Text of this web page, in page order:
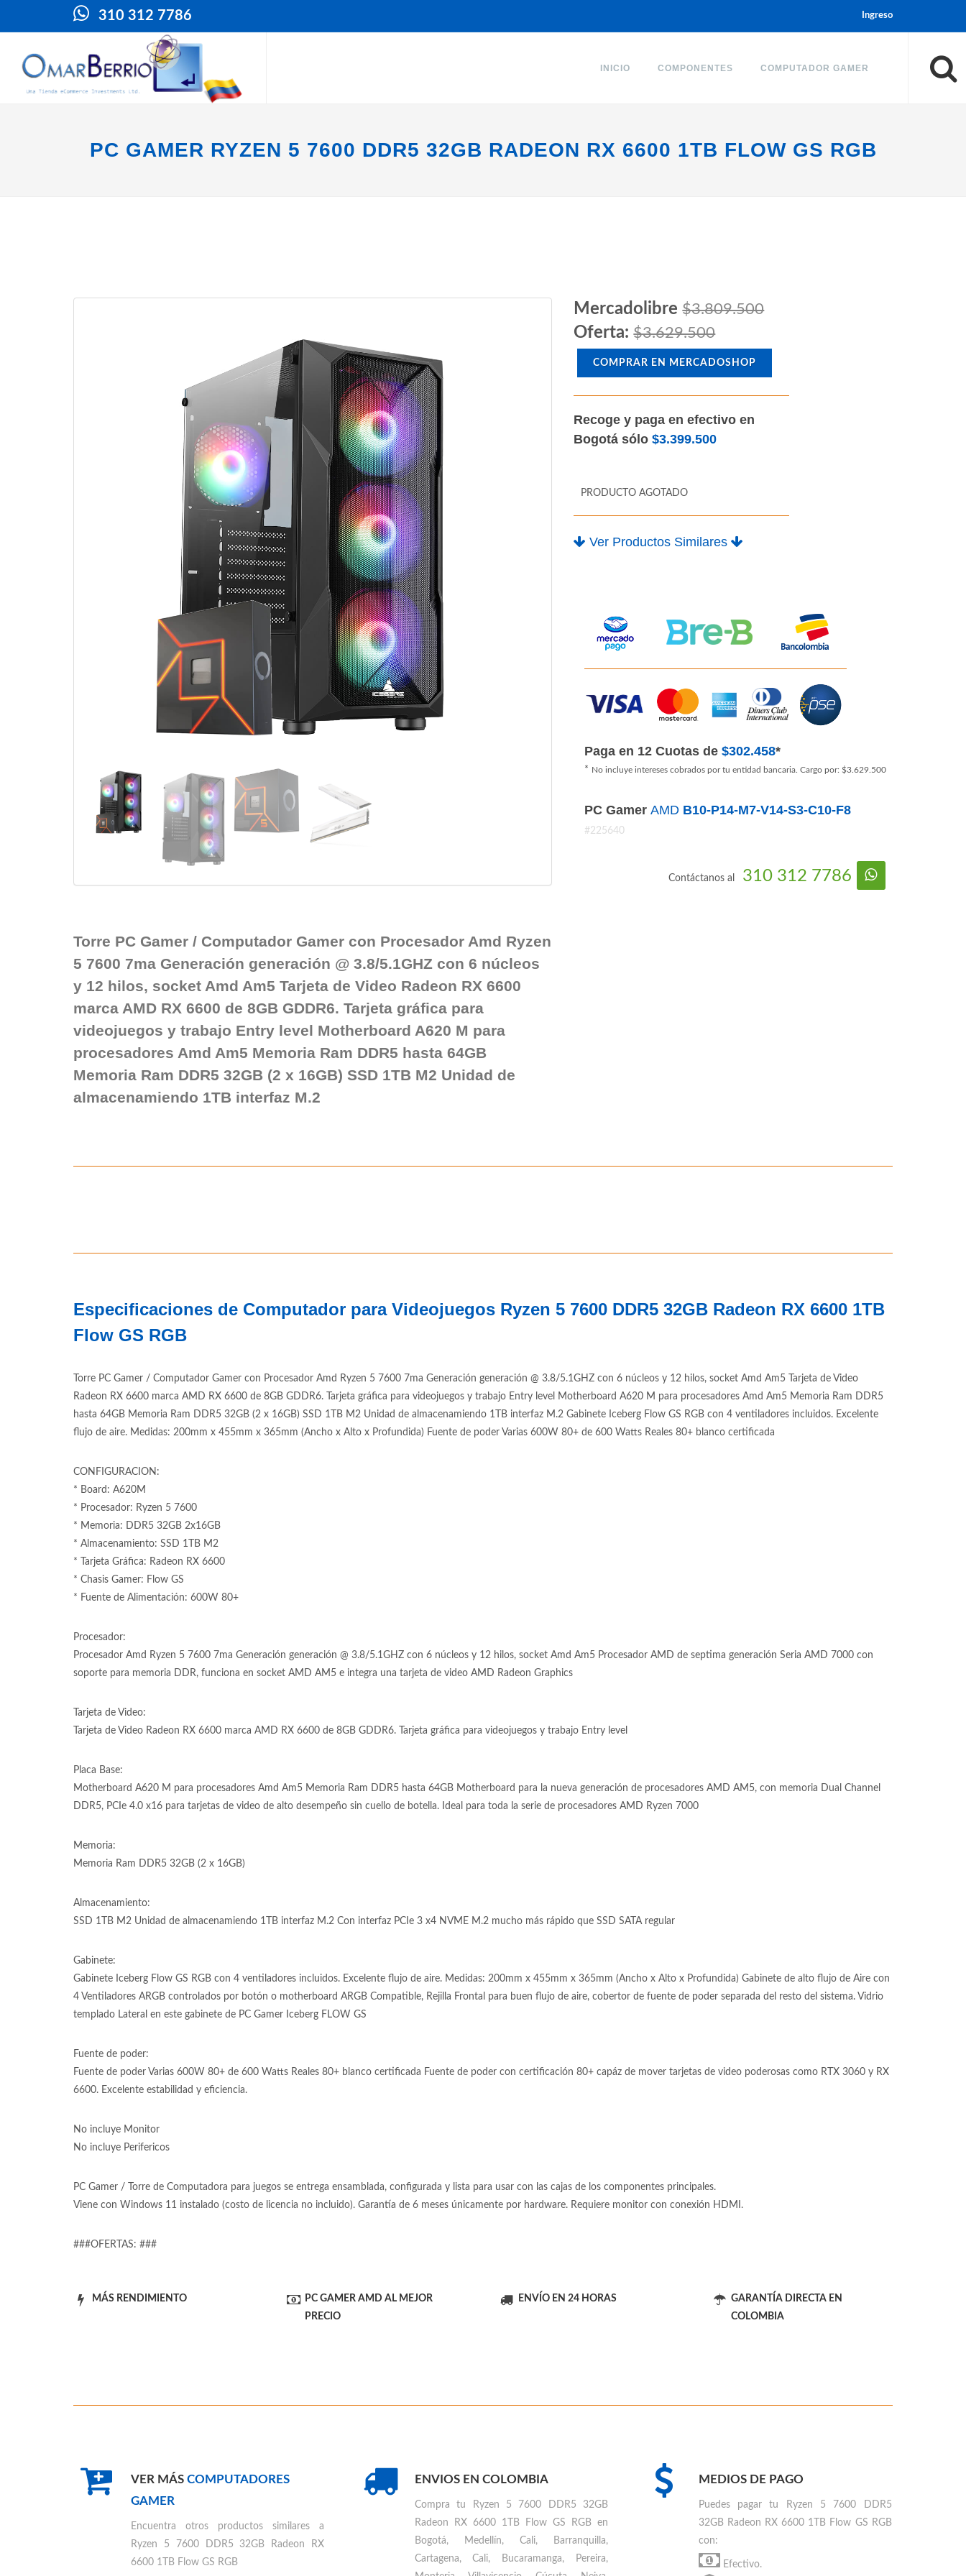
310 312 7786 Ingreso
INICIO COMPONENTES COMPUTADOR GAMER
PC GAMER RYZEN 5 7600 DDR5 32GB RADEON RX 6600 1TB FLOW GS RGB
Torre PC Gamer / Computador Gamer con Procesador Amd Ryzen
5 7600 7ma Generación generación @ 3.8/5.1GHZ con 6 núcleos
y 12 hilos, socket Amd Am5 Tarjeta de Video Radeon RX 6600
marca AMD RX 6600 de 8GB GDDR6. Tarjeta gráfica para
videojuegos y trabajo Entry level Motherboard A620 M para
procesadores Amd Am5 Memoria Ram DDR5 hasta 64GB
Memoria Ram DDR5 32GB (2 x 16GB) SSD 1TB M2 Unidad de
almacenamiendo 1TB interfaz M.2
Mercadolibre$3.809.500
Oferta:$3.629.500
COMPRAR EN MERCADOSHOP
Recoge y paga en efectivo en
Bogotá sólo$3.399.500
PRODUCTO AGOTADO
Ver Productos Similares
Paga en 12 Cuotas de$302.458*
* No incluye intereses cobrados por tu entidad bancaria. Cargo por: $3.629.500
PC GamerAMD B10-P14-M7-V14-S3-C10-F8
#225640
Contáctanos al 310 312 7786
Especificaciones de Computador para Videojuegos Ryzen 5 7600 DDR5 32GB Radeon RX 6600 1TB
Flow GS RGB
Torre PC Gamer / Computador Gamer con Procesador Amd Ryzen 5 7600 7ma Generación generación @ 3.8/5.1GHZ con 6 núcleos y 12 hilos, socket Amd Am5 Tarjeta de Video
Radeon RX 6600 marca AMD RX 6600 de 8GB GDDR6. Tarjeta gráfica para videojuegos y trabajo Entry level Motherboard A620 M para procesadores Amd Am5 Memoria Ram DDR5
hasta 64GB Memoria Ram DDR5 32GB (2 x 16GB) SSD 1TB M2 Unidad de almacenamiendo 1TB interfaz M.2 Gabinete Iceberg Flow GS RGB con 4 ventiladores incluidos. Excelente
flujo de aire. Medidas: 200mm x 455mm x 365mm (Ancho x Alto x Profundida) Fuente de poder Varias 600W 80+ de 600 Watts Reales 80+ blanco certificada
CONFIGURACION:
* Board: A620M
* Procesador: Ryzen 5 7600
* Memoria: DDR5 32GB 2x16GB
* Almacenamiento: SSD 1TB M2
* Tarjeta Gráfica: Radeon RX 6600
* Chasis Gamer: Flow GS
* Fuente de Alimentación: 600W 80+
Procesador:
Procesador Amd Ryzen 5 7600 7ma Generación generación @ 3.8/5.1GHZ con 6 núcleos y 12 hilos, socket Amd Am5 Procesador AMD de septima generación Seria AMD 7000 con
soporte para memoria DDR, funciona en socket AMD AM5 e integra una tarjeta de video AMD Radeon Graphics
Tarjeta de Video:
Tarjeta de Video Radeon RX 6600 marca AMD RX 6600 de 8GB GDDR6. Tarjeta gráfica para videojuegos y trabajo Entry level
Placa Base:
Motherboard A620 M para procesadores Amd Am5 Memoria Ram DDR5 hasta 64GB Motherboard para la nueva generación de procesadores AMD AM5, con memoria Dual Channel
DDR5, PCIe 4.0 x16 para tarjetas de video de alto desempeño sin cuello de botella. Ideal para toda la serie de procesadores AMD Ryzen 7000
Memoria:
Memoria Ram DDR5 32GB (2 x 16GB)
Almacenamiento:
SSD 1TB M2 Unidad de almacenamiendo 1TB interfaz M.2 Con interfaz PCIe 3 x4 NVME M.2 mucho más rápido que SSD SATA regular
Gabinete:
Gabinete Iceberg Flow GS RGB con 4 ventiladores incluidos. Excelente flujo de aire. Medidas: 200mm x 455mm x 365mm (Ancho x Alto x Profundida) Gabinete de alto flujo de Aire con
4 Ventiladores ARGB controlados por botón o motherboard ARGB Compatible, Rejilla Frontal para buen flujo de aire, cobertor de fuente de poder separada del resto del sistema. Vidrio
templado Lateral en este gabinete de PC Gamer Iceberg FLOW GS
Fuente de poder:
Fuente de poder Varias 600W 80+ de 600 Watts Reales 80+ blanco certificada Fuente de poder con certificación 80+ capáz de mover tarjetas de video poderosas como RTX 3060 y RX
6600. Excelente estabilidad y eficiencia.
No incluye Monitor
No incluye Perifericos
PC Gamer / Torre de Computadora para juegos se entrega ensamblada, configurada y lista para usar con las cajas de los componentes principales.
Viene con Windows 11 instalado (costo de licencia no incluido). Garantía de 6 meses únicamente por hardware. Requiere monitor con conexión HDMI.
###OFERTAS: ###
MÁS RENDIMIENTO
PC GAMER AMD AL MEJOR
PRECIO
ENVÍO EN 24 HORAS
GARANTÍA DIRECTA EN
COLOMBIA
VER MÁS COMPUTADORES
GAMER
Encuentra otros productos similares a
Ryzen 5 7600 DDR5 32GB Radeon RX
6600 1TB Flow GS RGB
ENVIOS EN COLOMBIA
Compra tu
Ryzen 5 7600 DDR5 32GB
Radeon RX 6600 1TB Flow GS RGB en
Bogotá, Medellín, Cali, Barranquilla,
Cartagena, Cali, Bucaramanga, Pereira,
MEDIOS DE PAGO
Puedes pagar tu Ryzen 5 7600 DDR5
32GB Radeon RX 6600 1TB Flow GS RGB
con:
Efectivo.